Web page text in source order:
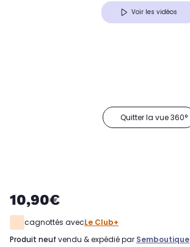
Voir les vidéos
Quitter la vue 360°
10,90€
cagnottés avecLe Club+
produit neuf vendu & expédié par Semboutique